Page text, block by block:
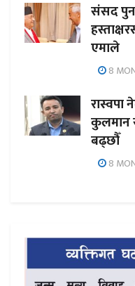
संसद
एमाले
8
रास्वपा
कुलमान
बढ्छौँ
8